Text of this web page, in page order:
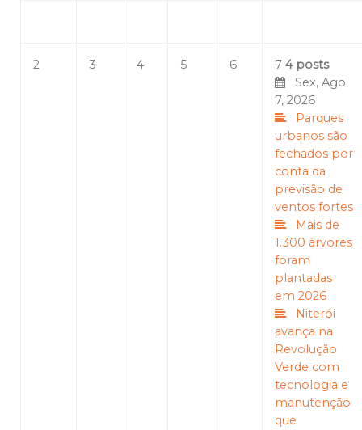
2 3 4 5 6 7 4 posts
Sex, Ago
7, 2026
Parques
urbanos são
fechados por
conta da
previsão de
ventos fortes
Mais de
1.300 árvores
foram
plantadas
em 2026
Niterói
avança na
Revolução
Verde com
tecnologia e
manutenção
que